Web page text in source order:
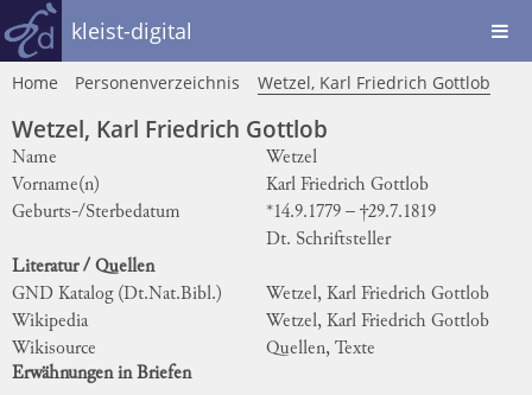
kleist-digital
Home Personenverzeichnis Wetzel, Karl Friedrich Gottlob
Wetzel, Karl Friedrich Gottlob
Name
Wetzel
Vorname(n)
Karl Friedrich Gottlob
Geburts-/Sterbedatum
*14.9.1779 – †29.7.1819
Dt. Schriftsteller
Literatur / Quellen
GND Katalog (Dt.Nat.Bibl.)
Wetzel, Karl Friedrich Gottlob
Wikipedia
Wetzel, Karl Friedrich Gottlob
Wikisource
Quellen, Texte
Erwähnungen in Briefen